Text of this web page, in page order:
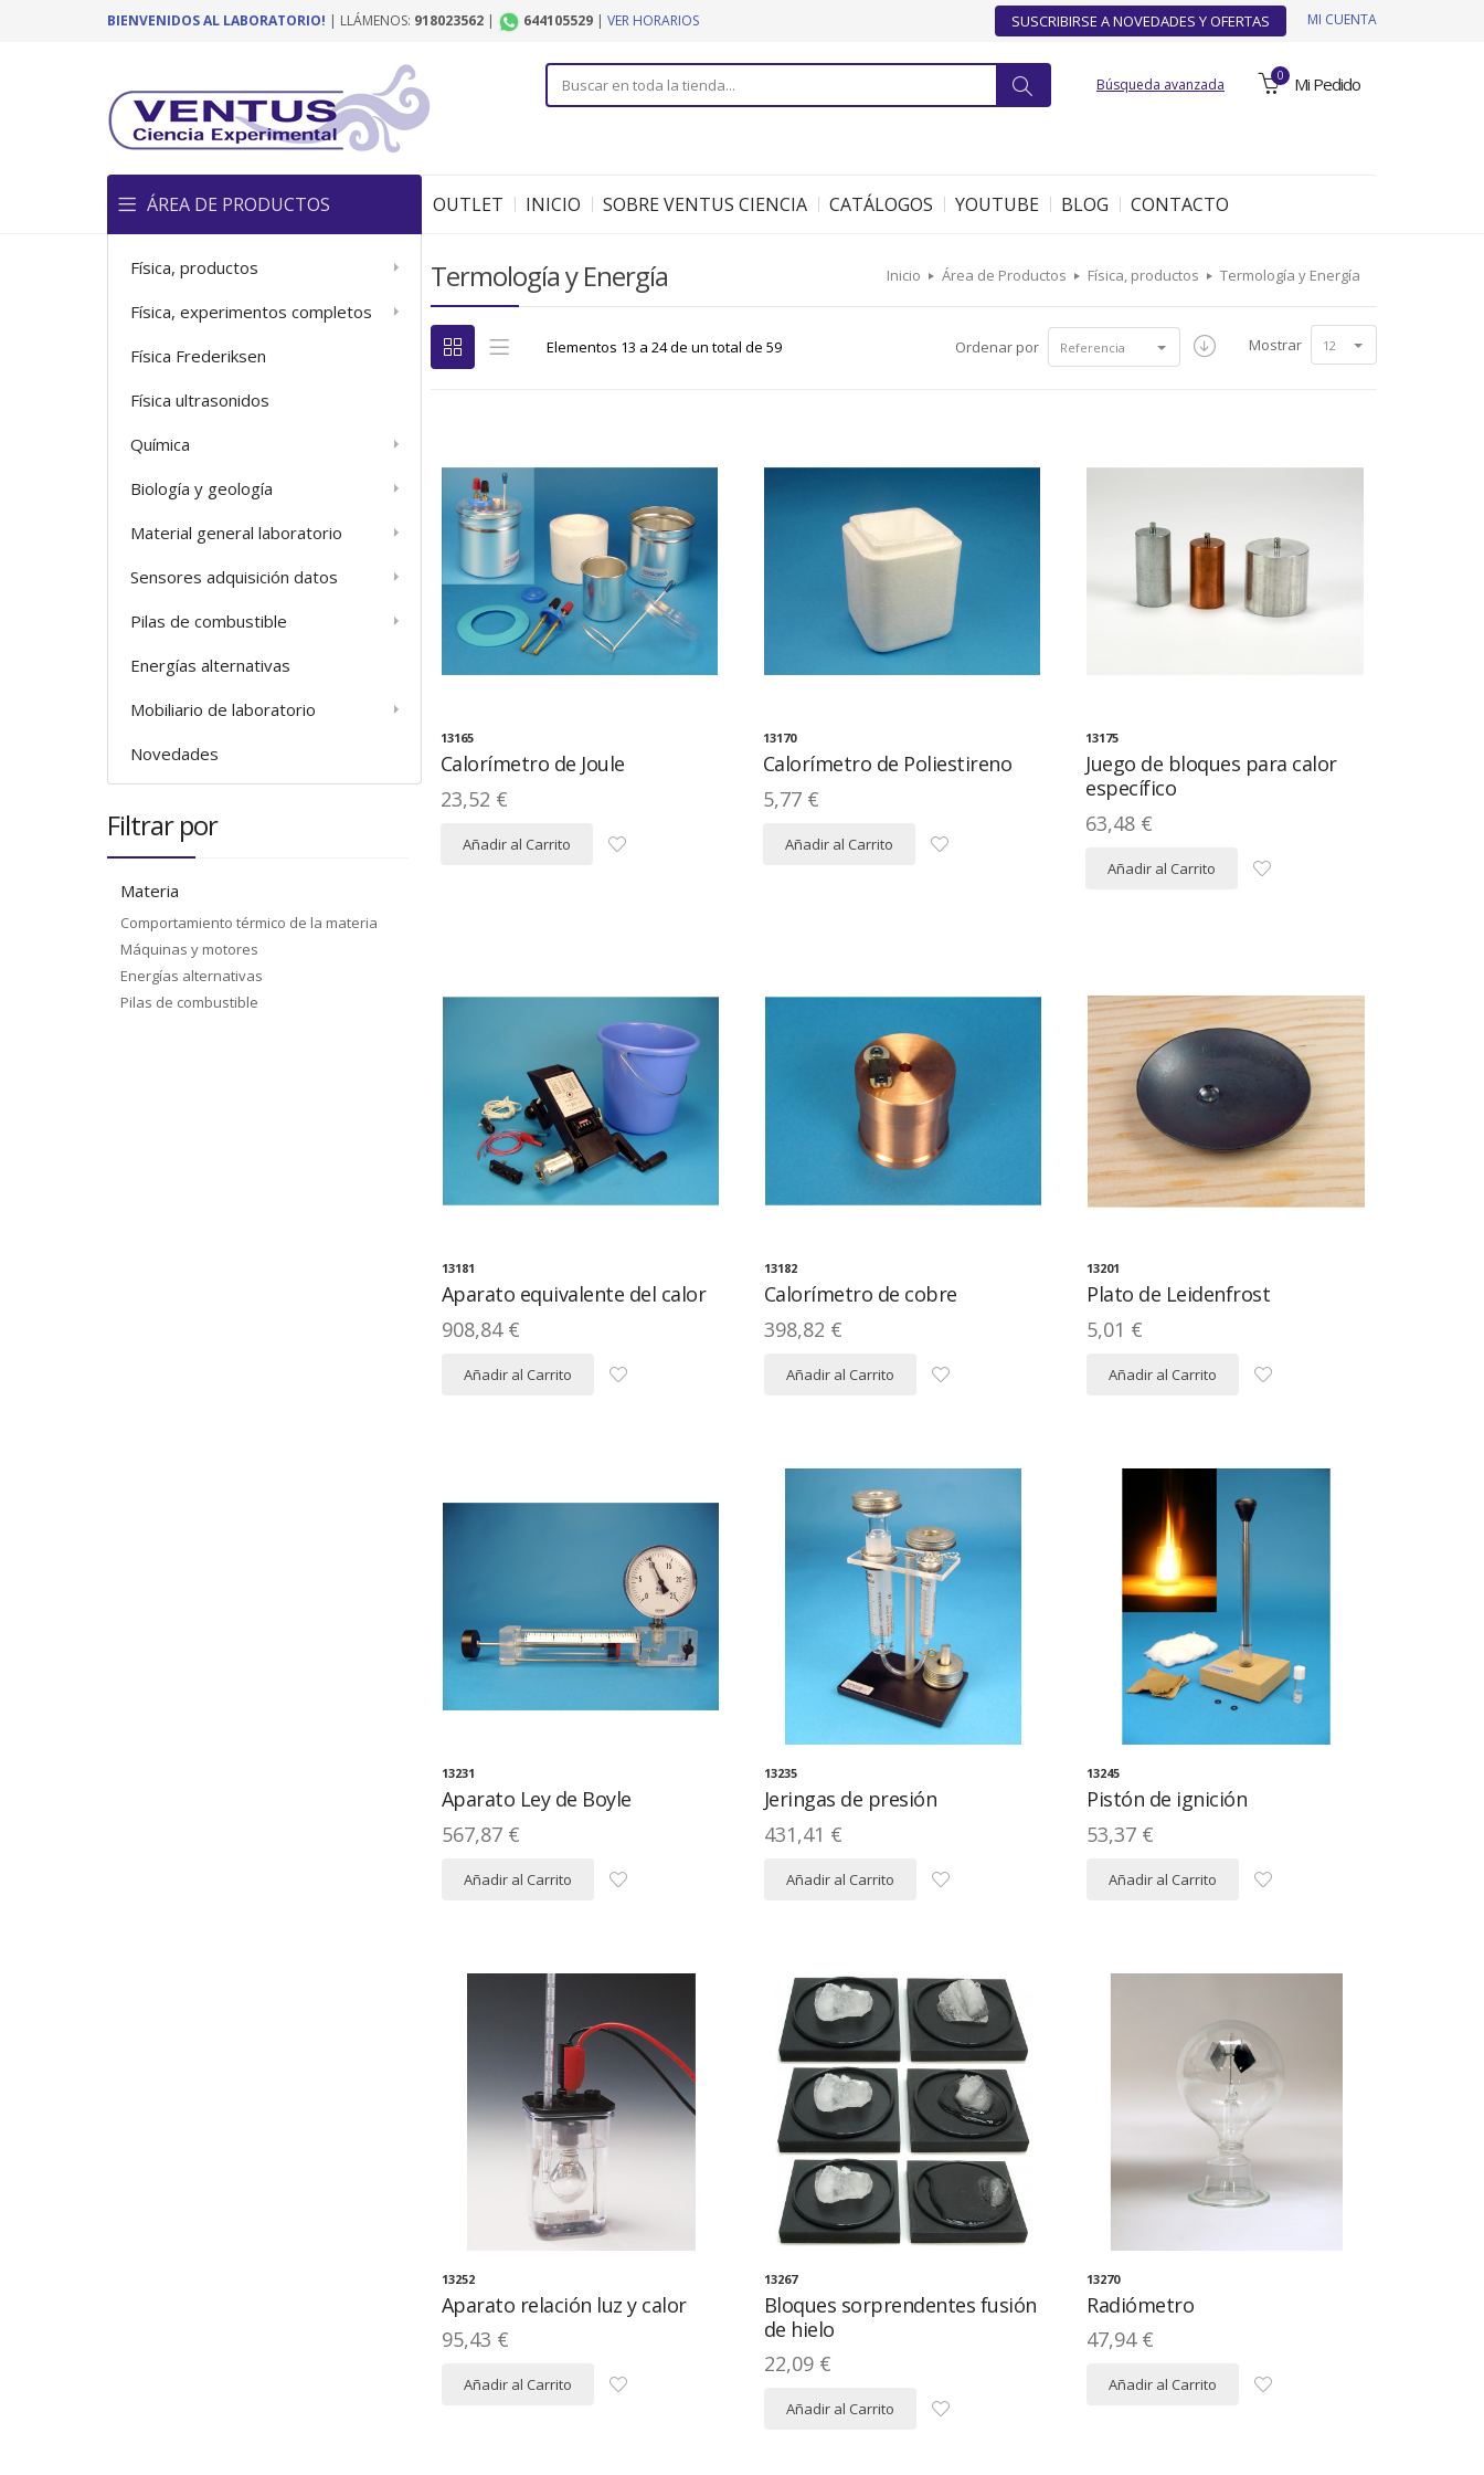
BIENVENIDOS AL LABORATORIO! | LLÁMENOS: 918023562 | 644105529 | VER HORARIOS SUSCRIBIRSE A NOVEDADES Y OFERTAS MI CUENTA
Búsqueda avanzada 0 Mi Pedido
ÁREA DE PRODUCTOS
Física, productos
Física, experimentos completos
Física Frederiksen
Física ultrasonidos
Química
Biología y geología
Material general laboratorio
Sensores adquisición datos
Pilas de combustible
Energías alternativas
Mobiliario de laboratorio
Novedades
OUTLET INICIO SOBRE VENTUS CIENCIA CATÁLOGOS YOUTUBE BLOG CONTACTO
Filtrar por
Materia
Comportamiento térmico de la materia
Máquinas y motores
Energías alternativas
Pilas de combustible
Termología y Energía Inicio Área de Productos Física, productos Termología y Energía
Elementos 13 a 24 de un total de 59 Mostrar 12
Ordenar por Referencia
13165
Calorímetro de Joule
23,52 €
Añadir al Carrito
13170
Calorímetro de Poliestireno
5,77 €
Añadir al Carrito
13175
Juego de bloques para calor
específico
63,48 €
Añadir al Carrito
13181
Aparato equivalente del calor
908,84 €
Añadir al Carrito
13182
Calorímetro de cobre
398,82 €
Añadir al Carrito
13201
Plato de Leidenfrost
5,01 €
Añadir al Carrito
13231
Aparato Ley de Boyle
567,87 €
Añadir al Carrito
13235
Jeringas de presión
431,41 €
Añadir al Carrito
13245
Pistón de ignición
53,37 €
Añadir al Carrito
13252
Aparato relación luz y calor
95,43 €
Añadir al Carrito
13267
Bloques sorprendentes fusión
de hielo
22,09 €
Añadir al Carrito
13270
Radiómetro
47,94 €
Añadir al Carrito